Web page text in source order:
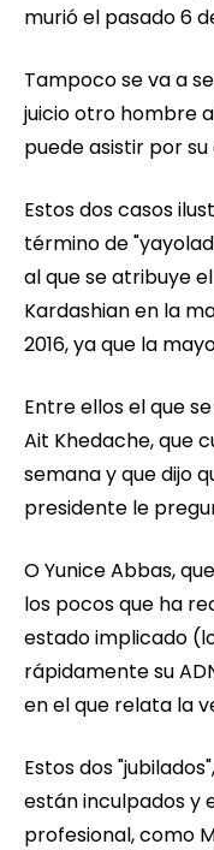
murió el pasado 6
Tampoco se va a
juicio otro hombre
puede asistir por
Estos dos casos
término de
al que se atribuye
Kardashian en la
2016, ya que la
Entre ellos el que
Ait Khedache, que
semana y que dijo
presidente le
O Yunice Abbas,
los pocos que ha
estado implicado
rápidamente su
en el que relata la
Estos dos
están inculpados y
profesional, como